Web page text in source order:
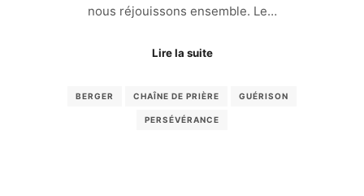
nous réjouissons ensemble. Le…
Lire la suite
BERGER CHAÎNE DE PRIÈRE GUÉRISON
PERSÉVÉRANCE